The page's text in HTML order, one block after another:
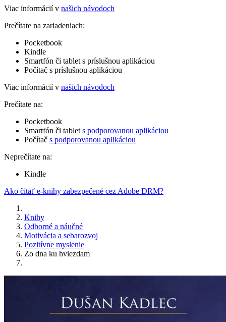
Viac informácií v našich návodoch
Prečítate na zariadeniach:
Pocketbook
Kindle
Smartfón či tablet s príslušnou aplikáciou
Počítač s príslušnou aplikáciou
Viac informácií v našich návodoch
Prečítate na:
Pocketbook
Smartfón či tablet s podporovanou aplikáciou
Počítač s podporovanou aplikáciou
Neprečítate na:
Kindle
Ako čítať e-knihy zabezpečené cez Adobe DRM?
Knihy
Odborné a náučné
Motivácia a sebarozvoj
Pozitívne myslenie
Zo dna ku hviezdam